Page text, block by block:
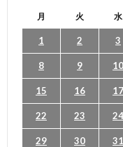
月 火 水
1 2 3
8 9 10
15 16 17
22 23 24
29 30
31